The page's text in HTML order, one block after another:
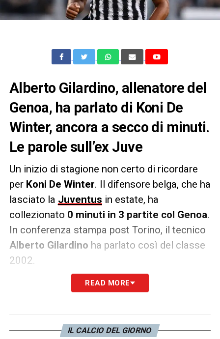
Alberto Gilardino, allenatore del
Genoa, ha parlato di Koni De
Winter, ancora a secco di minuti.
Le parole sull’ex Juve
Un inizio di stagione non certo di ricordare
per Koni De Winter. Il difensore belga, che ha
lasciato la Juventus in estate, ha
collezionato 0 minuti in 3 partite col Genoa.
In conferenza stampa post Torino, il tecnico
Alberto Gilardino ha parlato così del classe
2002.
«È arrivato da qualche
questo momento la difesa sta facendo bene,
ha lavorato bene tra Roma e oggi e lì è
READ MORE
IL CALCIO DEL GIORNO